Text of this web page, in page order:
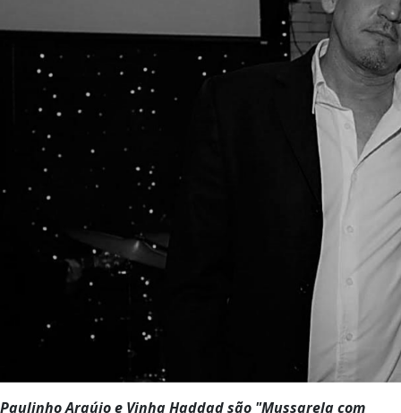
Paulinho Araújo e Vinha Haddad são "Mussarela com